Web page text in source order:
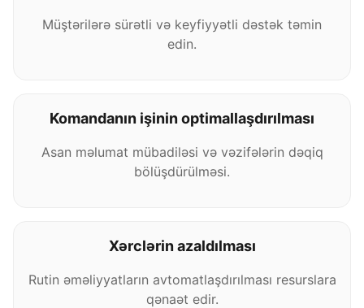
Müştərilərə sürətli və keyfiyyətli dəstək təmin
edin.
Komandanın işinin optimallaşdırılması
Asan məlumat mübadiləsi və vəzifələrin dəqiq
bölüşdürülməsi.
Xərclərin azaldılması
Rutin əməliyyatların avtomatlaşdırılması resurslara
qənaət edir.